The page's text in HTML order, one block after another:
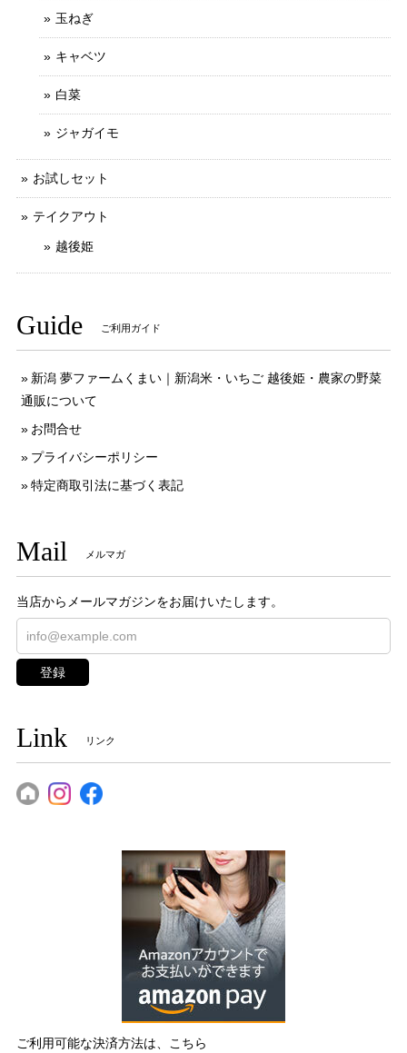
玉ねぎ
キャベツ
白菜
ジャガイモ
お試しセット
テイクアウト
越後姫
Guide ご利用ガイド
新潟 夢ファームくまい｜新潟米・いちご 越後姫・農家の野菜
通販について
お問合せ
プライバシーポリシー
特定商取引法に基づく表記
Mail メルマガ
当店からメールマガジンをお届けいたします。
登録
Link リンク
ご利用可能な決済方法は、こちら